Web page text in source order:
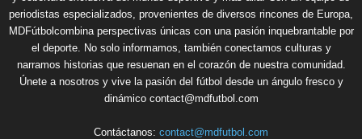
periodistas especializados, provenientes de diversos rincones de Europa,
MDFútbolcombina perspectivas únicas con una pasión inquebrantable por
el deporte. No solo informamos, también conectamos culturas y
narramos historias que resuenan en el corazón de nuestra comunidad.
Únete a nosotros y vive la pasión del fútbol desde un ángulo fresco y
dinámico contact@mdfutbol.com
Contáctanos: contact@mdfutbol.com